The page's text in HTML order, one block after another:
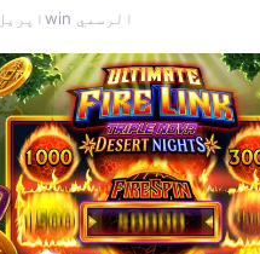
15 اپریل 2026 · 10win الرسمي